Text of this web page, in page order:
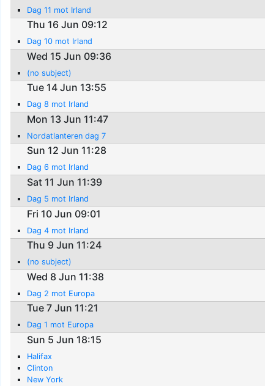
Dag 11 mot Irland
Thu 16 Jun 09:12
Dag 10 mot Irland
Wed 15 Jun 09:36
(no subject)
Tue 14 Jun 13:55
Dag 8 mot Irland
Mon 13 Jun 11:47
Nordatlanteren dag 7
Sun 12 Jun 11:28
Dag 6 mot Irland
Sat 11 Jun 11:39
Dag 5 mot Irland
Fri 10 Jun 09:01
Dag 4 mot Irland
Thu 9 Jun 11:24
(no subject)
Wed 8 Jun 11:38
Dag 2 mot Europa
Tue 7 Jun 11:21
Dag 1 mot Europa
Sun 5 Jun 18:15
Halifax
Clinton
New York